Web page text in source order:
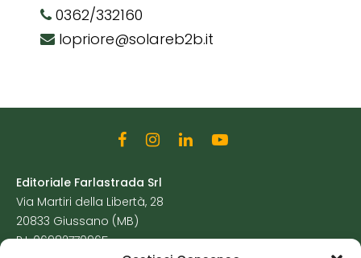
0362/332160
lopriore@solareb2b.it
Editoriale Farlastrada Srl
Via Martiri della Libertà, 28
20833 Giussano (MB)
P.I. 06982770965